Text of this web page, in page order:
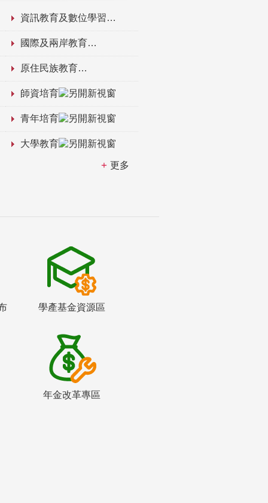
資訊教育及數位學習
國際及兩岸教育
原住民族教育
師資培育
青年培育
大學教育
更多
學產基金資源區
年金改革專區